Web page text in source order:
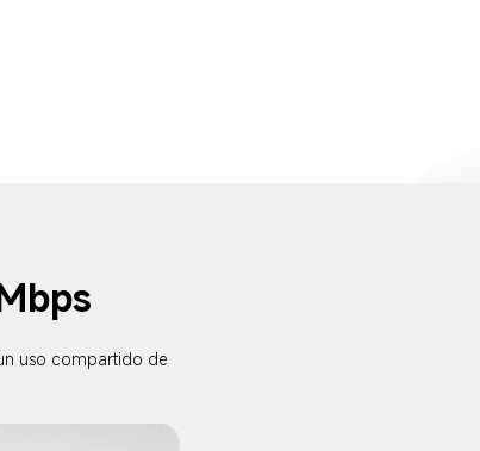
uso compartido de